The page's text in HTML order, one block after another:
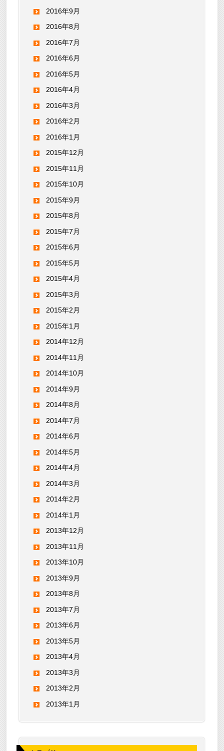
2016年9月
2016年8月
2016年7月
2016年6月
2016年5月
2016年4月
2016年3月
2016年2月
2016年1月
2015年12月
2015年11月
2015年10月
2015年9月
2015年8月
2015年7月
2015年6月
2015年5月
2015年4月
2015年3月
2015年2月
2015年1月
2014年12月
2014年11月
2014年10月
2014年9月
2014年8月
2014年7月
2014年6月
2014年5月
2014年4月
2014年3月
2014年2月
2014年1月
2013年12月
2013年11月
2013年10月
2013年9月
2013年8月
2013年7月
2013年6月
2013年5月
2013年4月
2013年3月
2013年2月
2013年1月